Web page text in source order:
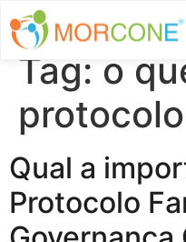
Tag: o
Qual a
Protocolo